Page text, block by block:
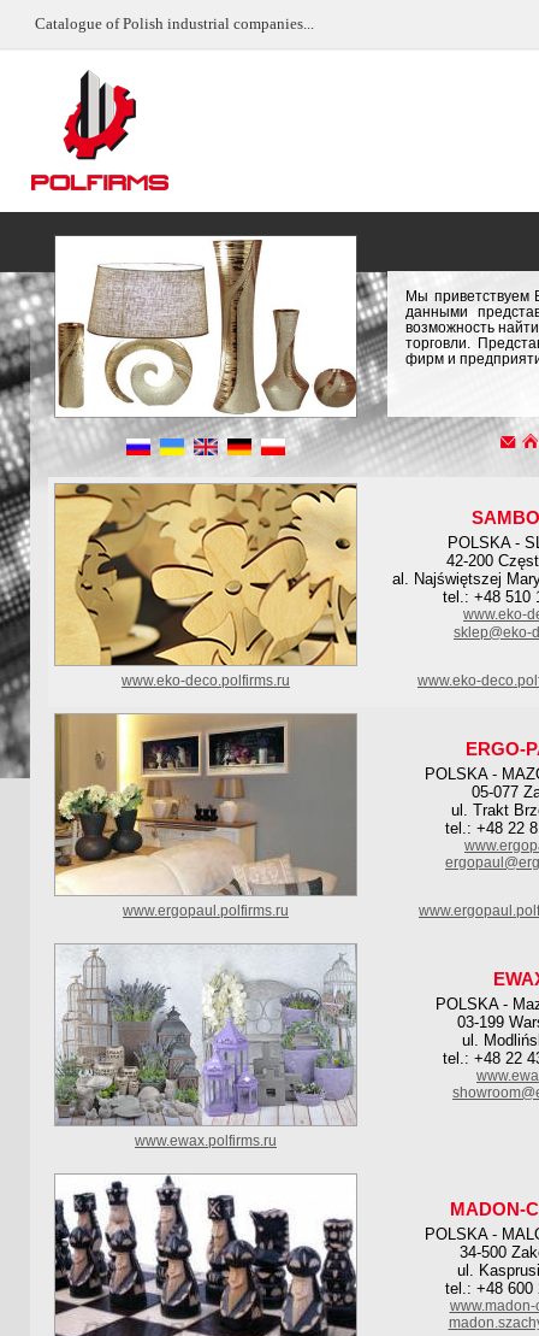
Catalogue of Polish industrial companies...
Мы приветствуем
данными
возможность
торговли.
фирм и
POLSKA -
42-200
al. Najświętszej
tel.: +48 510
www.eko-
sklep@eko-
www.eko-deco.polfirms.ru www.eko-
ERGO-
POLSKA -
05-077
ul. Trakt
tel.: +48 22
www.ergopaul.polfirms.ru
POLSKA -
03-199
ul.
tel.: +48 22
www.ewax.polfirms.ru
MADON-
POLSKA -
34-500
ul.
tel.: +48 600
www.madon-